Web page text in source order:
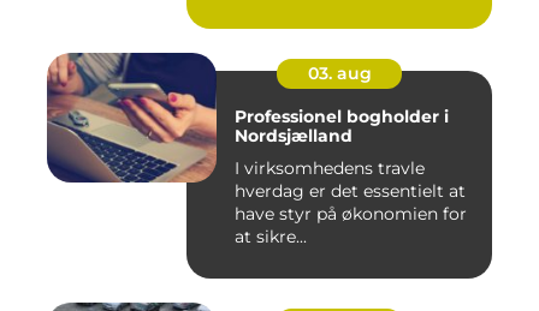
03. aug
Professionel bogholder i
Nordsjælland
I virksomhedens travle
hverdag er det essentielt at
have styr på økonomien for
at sikre...